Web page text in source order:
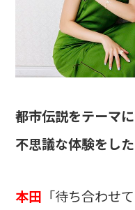
――都市伝説をテー
不思議な体験をし
本田 「待ち合わせ